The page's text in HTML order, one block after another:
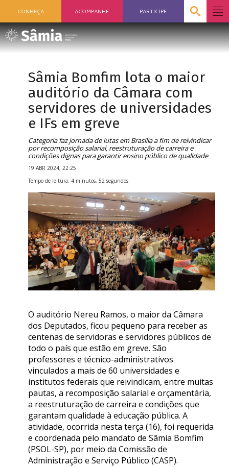
CONHEÇA ACOMPANHE PARTICIPE
Sâmia Bomfim lota o maior
auditório da Câmara com
servidores de universidades
e IFs em greve
Categoria faz jornada de lutas em Brasília a fim de reivindicar
por recomposição salarial, reestruturação de carreira e
condições dignas para garantir ensino público de qualidade
19 ABR 2024, 22:25
Tempo de leitura: 4 minutos, 52 segundos
O auditório Nereu Ramos, o maior da Câmara
dos Deputados, ficou pequeno para receber as
centenas de servidoras e servidores públicos de
todo o país que estão em greve. São
professores e técnico-administrativos
vinculados a mais de 60 universidades e
institutos federais que reivindicam, entre muitas
pautas, a recomposição salarial e orçamentária,
a reestruturação de carreira e condições que
garantam qualidade à educação pública. A
atividade, ocorrida nesta terça (16), foi requerida
e coordenada pelo mandato de Sâmia Bomfim
(PSOL-SP), por meio da Comissão de
Administração e Serviço Público (CASP).